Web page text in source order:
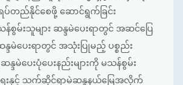
ပ်တည်နိုင်စေဖို့ ဆောင်ရွက်ခြင်း
သန်စွမ်းသူများ ဆန္ဒမဲပေးရာတွင် အဆင်ပြေ
မဲပေးရာတွင် အသုံးပြုမည့် ပစ္စည်း
န္ဒမဲပေးပုံပေးနည်းများကို မသန်စွမ်း
ေးနှင့် သက်ဆိုင်ရာမဲဆန္ဒနယ်မြေအလိုက်